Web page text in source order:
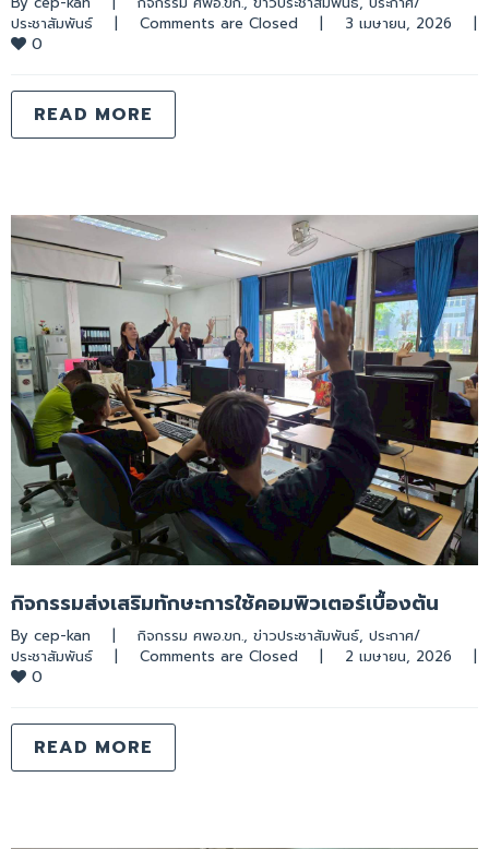
ประชาสัมพันธ์
| Comments are Closed | 3 เมษายน, 2026 |
0
READ MORE
กิจกรรมส่งเสริมทักษะการใช้คอมพิวเตอร์เบื้องต้น
By cep-kan | กิจกรรม ศพอ.ขก., ข่าวประชาสัมพันธ์, ประกาศ/
ประชาสัมพันธ์
| Comments are Closed | 2 เมษายน, 2026 |
0
READ MORE